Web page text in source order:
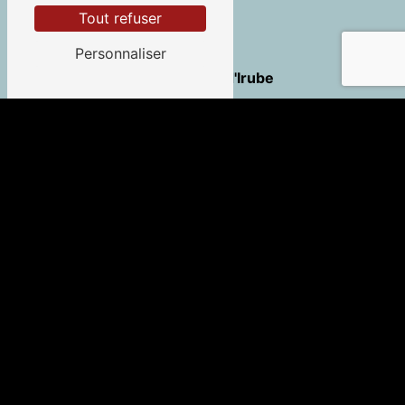
Saint-Pierre-d'Irube
Tout refuser
Personnaliser